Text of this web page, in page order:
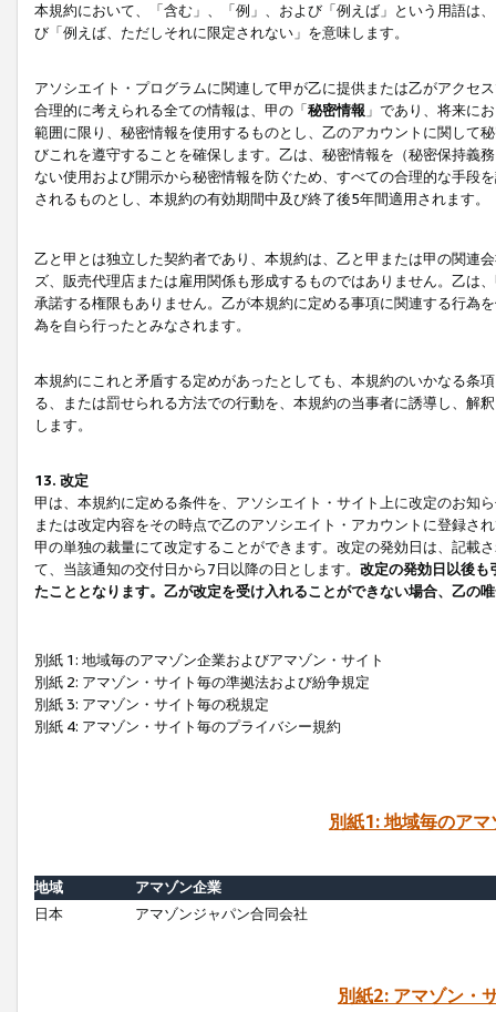
本規約において、「含む」、「例」、および「例えば」という用語は
び「例えば、ただしそれに限定されない」を意味します。
アソシエイト・プログラムに関連して甲が乙に提供または乙がアクセ
合理的に考えられる全ての情報は、甲の「秘密情報 」であり、将来に
範囲に限り、秘密情報を使用するものとし、乙のアカウントに関して
びこれを遵守することを確保します。乙は、秘密情報を（秘密保持義
ない使用および開示から秘密情報を防ぐため、すべての合理的な手段
されるものとし、本規約の有効期間中及び終了後5年間適用されます。
乙と甲とは独立した契約者であり、本規約は、乙と甲または甲の関連
ズ、販売代理店または雇用関係も形成するものではありません。乙は
承諾する権限もありません。乙が本規約に定める事項に関連する行為
為を自ら行ったとみなされます。
本規約にこれと矛盾する定めがあったとしても、本規約のいかなる条
る、または罰せられる方法での行動を、本規約の当事者に誘導し、解
します。
13. 改定
甲は、本規約に定める条件を、アソシエイト・サイト上に改定のお知
または改定内容をその時点で乙のアソシエイト・アカウントに登録さ
甲の単独の裁量にて改定することができます。改定の発効日は、記載
て、当該通知の交付日から7日以降の日とします。 改定の発効日以後も
たこととなります。乙が改定を受け入れることができない場合、乙の
別紙 1: 地域毎のアマゾン企業およびアマゾン・サイト
別紙 2: アマゾン・サイト毎の準拠法および紛争規定
別紙 3: アマゾン・サイト毎の税規定
別紙 4: アマゾン・サイト毎のプライバシー規約
別紙1: 地域毎のア
地域
アマゾン企業
日本
アマゾンジャパン合同会社
別紙2: アマゾン・